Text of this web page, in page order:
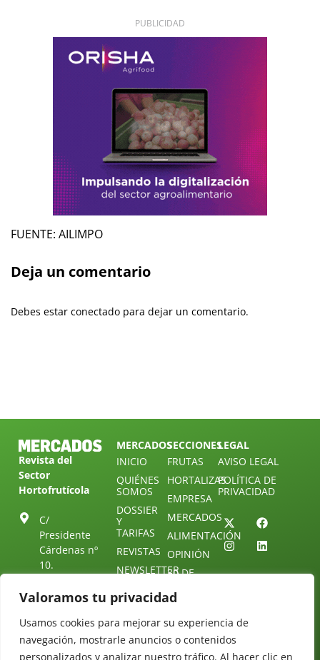
Valoramos tu privacidad
Usamos cookies para mejorar su experiencia de
navegación, mostrarle anuncios o contenidos
personalizados y analizar nuestro tráfico. Al hacer clic en
PUBLICIDAD
FUENTE: AILIMPO
Deja un comentario
Debes estar conectado para dejar un comentario.
Revista del
Sector
Hortofrutícola
C/
Presidente
Cárdenas nº
10.
Sevilla.
Tel: (+34) 954
25 88 51
MERCADOS
INICIO
QUIÉNES
SOMOS
DOSSIER
Y
TARIFAS
REVISTAS
NEWSLETTER
ÚNETE A
NUESTRO
TELEGRAM
CONTACTO
SECCIONES
FRUTAS
HORTALIZAS
EMPRESA
MERCADOS
ALIMENTACIÓN
OPINIÓN
30 DE
DIRECTORIO
LEGAL
AVISO LEGAL
POLÍTICA DE
PRIVACIDAD
Starenlared